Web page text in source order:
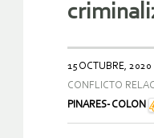
15 OCTUBRE, 2020
CONFLICTO
PINARES- COLON